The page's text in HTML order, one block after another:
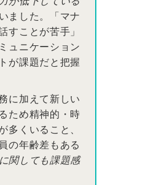
ました。「マナ
すことが苦手」
ュニケーション
が課題だと把握
に加えて新しい
ため精神的・時
多くいること、
の年齢差もある
関しても課題感